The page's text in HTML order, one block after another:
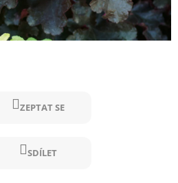
ZEPTAT SE
SDÍLET